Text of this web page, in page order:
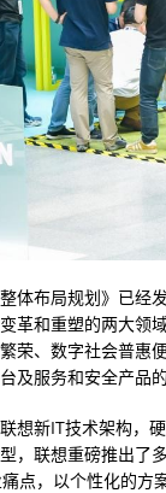
体布局规划》已经
革和重塑的两大领
荣、数字社会普惠
及服务和安全产品
想新IT技术架构，
，联想重磅推出
点，以个性化的